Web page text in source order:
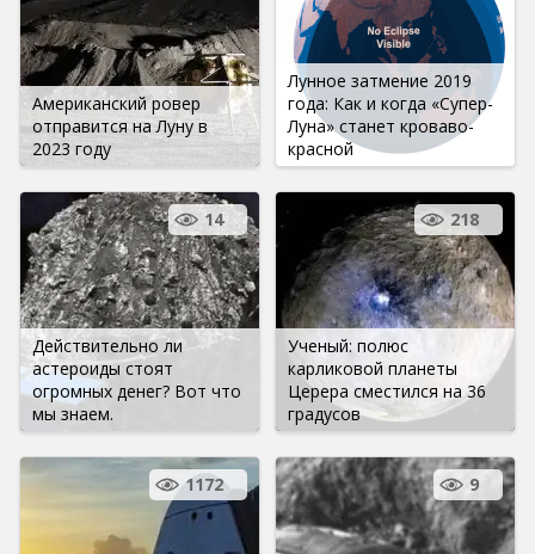
Американский ровер
отправится на Луну в
2023 году
Лунное затмение 2019
года: Как и когда «Супер-
Луна» станет кроваво-
красной
Действительно ли
астероиды стоят
огромных денег? Вот что
мы знаем.
14
Ученый: полюс
карликовой планеты
Церера сместился на 36
градусов
218
1172 9